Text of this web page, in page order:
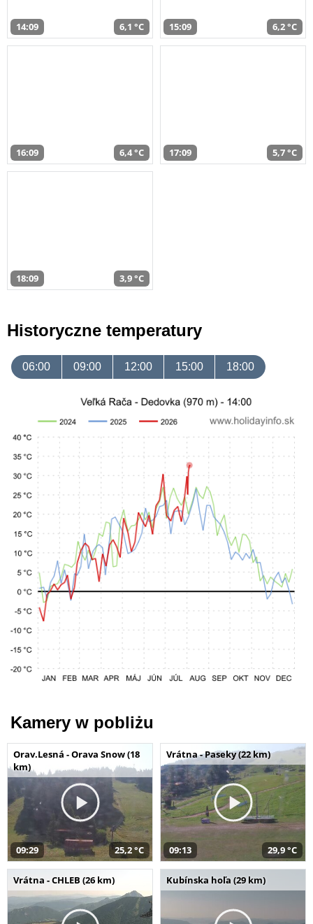
14:09 6,1 °C 15:09 6,2 °C
16:09 6,4 °C 17:09 5,7 °C
18:09 3,9 °C
Historyczne temperatury
06:00 09:00 12:00 15:00 18:00
Kamery w pobliżu
Orav.Lesná - Orava Snow (18
km)
09:29 25,2 °C
Vrátna - Paseky (22 km)
09:13 29,9 °C
Vrátna - CHLEB (26 km) Kubínska hoľa (29 km)